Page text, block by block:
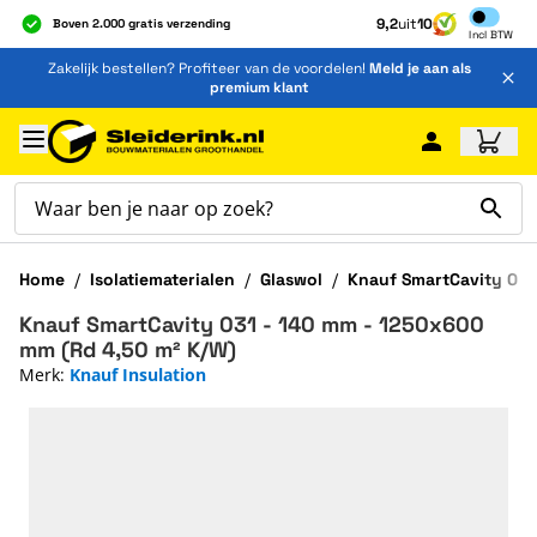
Boven 2.000 gratis verzending
Al 40 jaar dé specialist
Alles onder één dak
9,2uit10
Incl BTW
Inclusief
Ga naar de inhoud
Zakelijk bestellen? Profiteer van de voordelen!Meld je aan als
premium klant
Ga naar hoofdinhoud
Home / Isolatiematerialen / Glaswol / Knauf SmartCavity
Knauf SmartCavity 031 - 140 mm - 1250x600
mm (Rd 4,50 m² K/W)
Merk: Knauf Insulation